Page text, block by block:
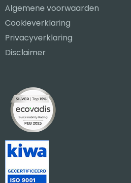
Algemene voorwaarden
Cookieverklaring
Privacyverklaring
Disclaimer